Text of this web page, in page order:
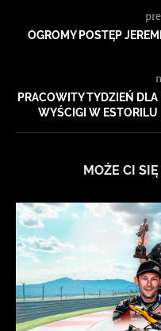
OGROMY POSTĘP
PRACOWITY TYDZIEŃ
WYŚCIGI W
MOŻE CI